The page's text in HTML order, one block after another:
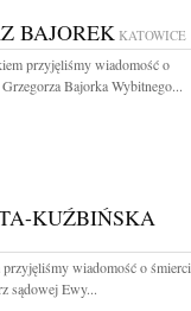
BAJOREK KATOWICE
przyjęliśmy wiadomość o
Bajorka Wybitnego...
KUŹBIŃSKA
przyjęliśmy wiadomość o śmierci
sądowej Ewy...